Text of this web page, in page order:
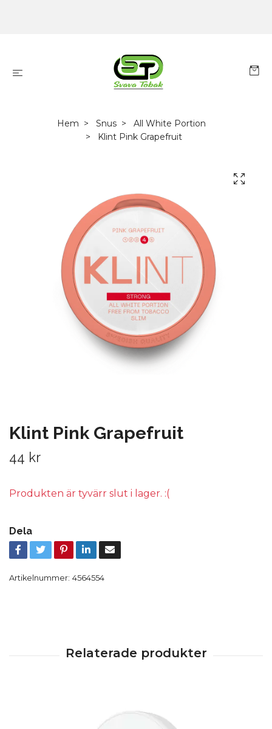
Hem Snus
All White Portion
Klint Pink Grapefruit
Klint Pink Grapefruit
44 kr
Produkten är tyvärr slut i lager. :(
Dela
Artikelnummer: 4564554